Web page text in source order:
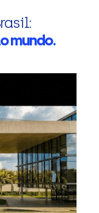
mundo.